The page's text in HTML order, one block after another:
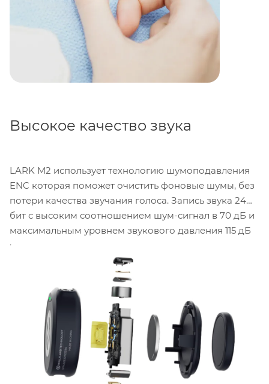
Высокое качество звука
LARK M2 использует технологию шумоподавления
ENC которая поможет очистить фоновые шумы, без
потери качества звучания голоса. Запись звука 24
бит с высоким соотношением шум-сигнал в 70 дБ и
максимальным уровнем звукового давления 115 дБ
поможет сохранить высокое качество звука в
различных условиях окружения.